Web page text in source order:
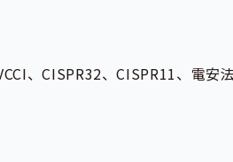
、CISPR32、CISPR11、電安